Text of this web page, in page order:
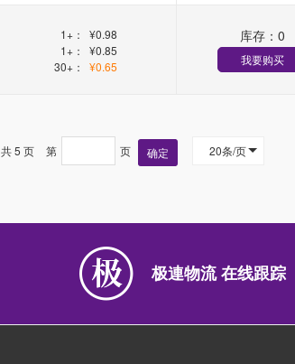
1+：
¥0.98
1+：
¥0.85
30+：
¥0.65
库存： 0
我要购买
共 5 页 第 页 确定 20条/页
极連物流 在线跟踪